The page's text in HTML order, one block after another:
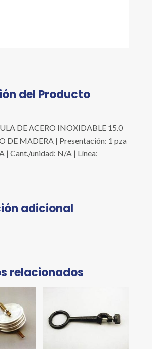
del Producto
DE ACERO INOXIDABLE 15.0
DE MADERA | Presentación: 1 pza
| Cant./unidad: N/A | Línea:
adicional
relacionados